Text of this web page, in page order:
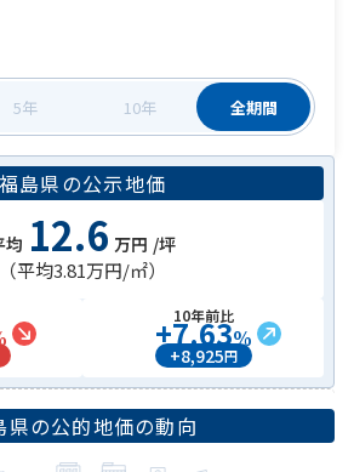
5年 10年 全期間
福島県の公示地価
均 12.6 万円 /坪
（平均3.81万円/㎡）
10年前比
+7.63%
+8,925円
県の公的地価の動向